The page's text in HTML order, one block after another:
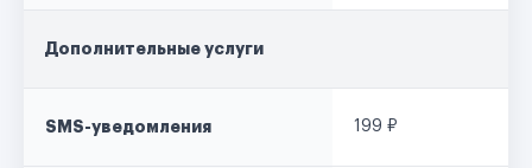
Дополнительные услуги
SMS-уведомления 199 ₽